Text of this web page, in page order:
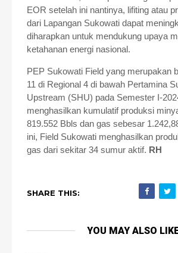
EOR setelah ini nantinya, lifiting atau
dari Lapangan Sukowati dapat
diharapkan untuk mendukung upaya
ketahanan energi nasional.
PEP Sukowati Field yang merupakan
11 di Regional 4 di bawah Pertamina
Upstream (SHU) pada Semester I-
menghasilkan kumulatif produksi
819.552 Bbls dan gas sebesar
ini, Field Sukowati menghasilkan
gas dari sekitar 34 sumur aktif. RH
SHARE THIS:
YOU MAY ALSO